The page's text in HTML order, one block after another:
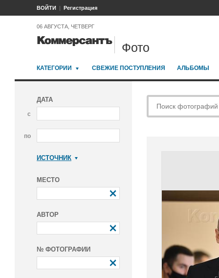
ВОЙТИ Регистрация
06 АВГУСТА, ЧЕТВЕРГ
Фото
КАТЕГОРИИ СВЕЖИЕ ПОСТУПЛЕНИЯ АЛЬБОМЫ
ДАТА
с
по
ИСТОЧНИК
МЕСТО
АВТОР
№ ФОТОГРАФИИ